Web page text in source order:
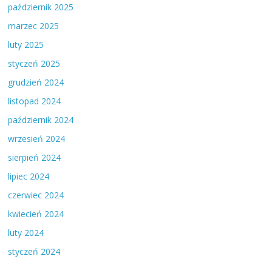
październik 2025
marzec 2025
luty 2025
styczeń 2025
grudzień 2024
listopad 2024
październik 2024
wrzesień 2024
sierpień 2024
lipiec 2024
czerwiec 2024
kwiecień 2024
luty 2024
styczeń 2024